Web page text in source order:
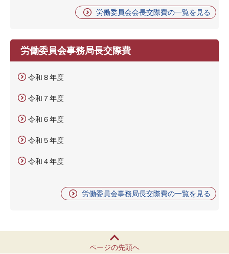
労働委員会会長交際費の一覧を見る
労働委員会事務局長交際費
令和８年度
令和７年度
令和６年度
令和５年度
令和４年度
労働委員会事務局長交際費の一覧を見る
ページの先頭へ